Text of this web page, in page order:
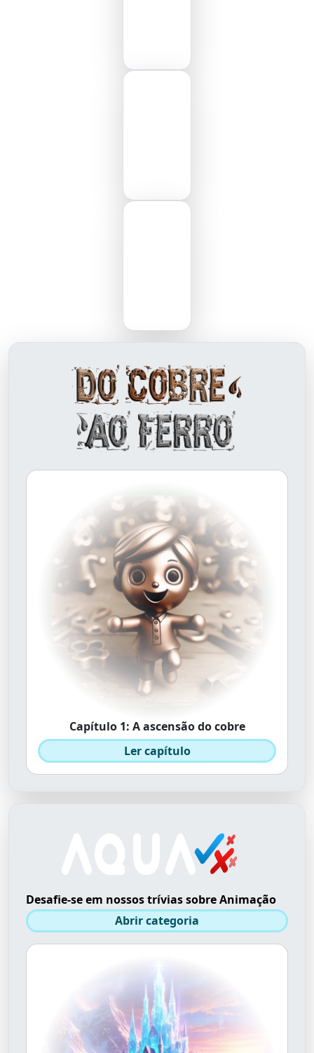
Capítulo 1: A ascensão do cobre
Ler capítulo
Desafie-se em nossos trívias sobre Animação
Abrir categoria